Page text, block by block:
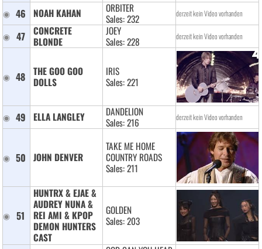
46 NOAH KAHAN
ORBITER
Sales: 232
derzeit kein Video vorhanden
47
CONCRETE
BLONDE
JOEY
Sales: 228
derzeit kein Video vorhanden
48
THE GOO GOO
DOLLS
IRIS
Sales: 221
49 ELLA LANGLEY
DANDELION
Sales: 216
derzeit kein Video vorhanden
50 JOHN DENVER
TAKE ME HOME
COUNTRY ROADS
Sales: 211
51
HUNTRX & EJAE &
AUDREY NUNA &
REI AMI & KPOP
DEMON HUNTERS
CAST
GOLDEN
Sales: 203